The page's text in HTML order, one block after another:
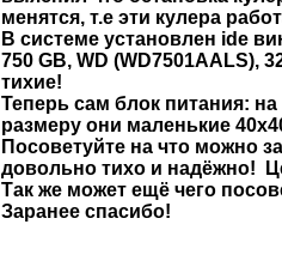
менятся, т.е эти кулера
В системе установлен ide
750 GB, WD (WD7501AALS),
тихие!
Теперь сам блок питания:
размеру они маленькие
Посоветуйте на что можно
довольно тихо и надёжно!
Так же может ещё чего
Заранее спасибо!